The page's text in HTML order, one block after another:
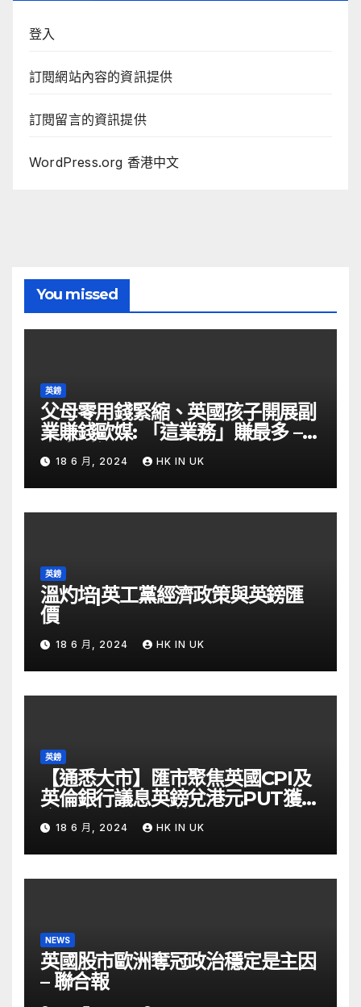
登入
訂閱網站內容的資訊提供
訂閱留言的資訊提供
WordPress.org 香港中文
You missed
英鎊
父母零用錢緊縮、英國孩子開展副
業賺錢歐媒: 「這業務」賺最多 –
自由財經
18 6 月, 2024 HK IN UK
英鎊
溫灼培|英工黨經濟政策與英鎊匯
價
18 6 月, 2024 HK IN UK
英鎊
【通悉大市】匯市聚焦英國CPI及
英倫銀行議息英鎊兌港元PUT獲資
金留意 – Now 財經
18 6 月, 2024 HK IN UK
NEWS
英國股市歐洲奪冠政治穩定是主因
– 聯合報